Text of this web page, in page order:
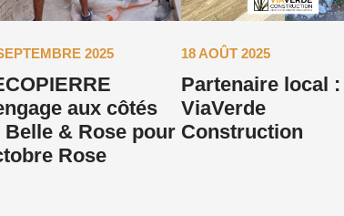
2025
aux côtés
Belle & Rose pour
Rose
18 AOÛT 2025
Partenaire local :
ViaVerde
Construction